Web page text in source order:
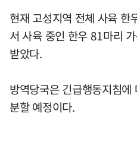
현재 고성지역 전체 사육
서 사육 중인 한우 81마리
받았다.
방역당국은 긴급행동지침
분할 예정이다.